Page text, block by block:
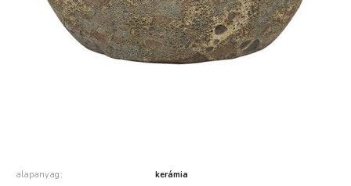
alapanyag kerámia